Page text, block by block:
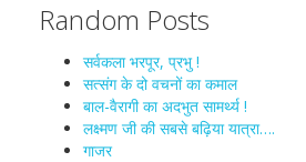
Random Posts
सर्वकला भरपूर, प्रभु !
सत्संग के दो वचनों का कमाल
बाल-वैरागी का अदभुत सामर्थ्य !
लक्ष्मण जी की सबसे बढ़िया यात्रा….
गाजर